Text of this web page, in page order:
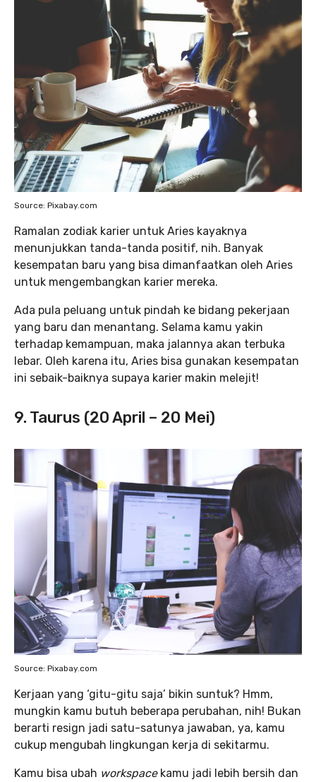
Source: Pixabay.com
Ramalan zodiak karier untuk Aries kayaknya
menunjukkan tanda-tanda positif, nih. Banyak
kesempatan baru yang bisa dimanfaatkan oleh Aries
untuk mengembangkan karier mereka.
Ada pula peluang untuk pindah ke bidang pekerjaan
yang baru dan menantang. Selama kamu yakin
terhadap kemampuan, maka jalannya akan terbuka
lebar. Oleh karena itu, Aries bisa gunakan kesempatan
ini sebaik-baiknya supaya karier makin melejit!
9. Taurus (20 April – 20 Mei)
Source: Pixabay.com
Kerjaan yang ‘gitu-gitu saja’ bikin suntuk? Hmm,
mungkin kamu butuh beberapa perubahan, nih! Bukan
berarti resign jadi satu-satunya jawaban, ya, kamu
cukup mengubah lingkungan kerja di sekitarmu.
Kamu bisa ubah workspace kamu jadi lebih bersih dan